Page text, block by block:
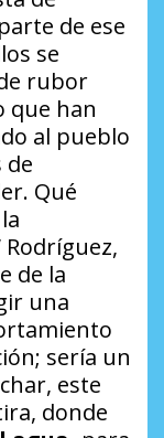
de ese
se
rubor
que han
al pueblo
de
Qué
Rodríguez,
de la
una
sería un
este
donde